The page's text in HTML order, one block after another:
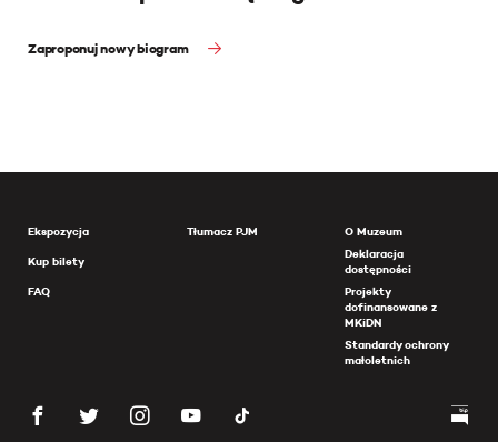
Zaproponuj nowy biogram
Ekspozycja
Kup bilety
FAQ
Tłumacz PJM
O Muzeum
Deklaracja
dostępności
Projekty
dofinansowane z
MKiDN
Standardy ochrony
małoletnich